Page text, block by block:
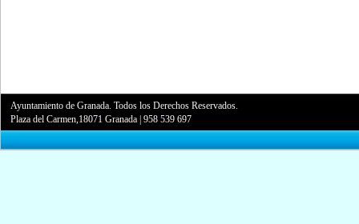
Ayuntamiento de Granada. Todos los Derechos Reservados.
Plaza del Carmen,18071 Granada |958 539 697